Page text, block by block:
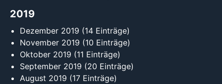
2019
Dezember 2019 (14 Einträge)
November 2019 (10 Einträge)
Oktober 2019 (11 Einträge)
September 2019 (20 Einträge)
August 2019 (17 Einträge)